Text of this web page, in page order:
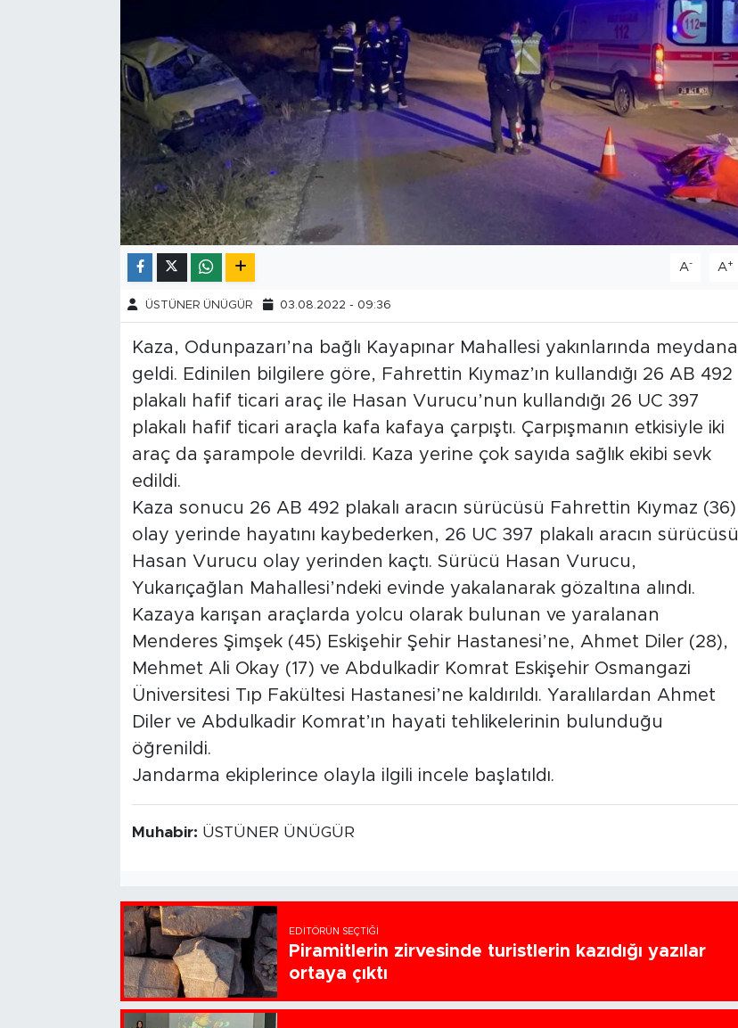
A- A+
ÜSTÜNER ÜNÜGÜR 03.08.2022 - 09:36
Kaza, Odunpazarı’na bağlı Kayapınar Mahallesi yakınlarında meydana
geldi. Edinilen bilgilere göre, Fahrettin Kıymaz’ın kullandığı 26 AB 492
plakalı hafif ticari araç ile Hasan Vurucu’nun kullandığı 26 UC 397
plakalı hafif ticari araçla kafa kafaya çarpıştı. Çarpışmanın etkisiyle iki
araç da şarampole devrildi. Kaza yerine çok sayıda sağlık ekibi sevk
edildi.
Kaza sonucu 26 AB 492 plakalı aracın sürücüsü Fahrettin Kıymaz (36)
olay yerinde hayatını kaybederken, 26 UC 397 plakalı aracın sürücüsü
Hasan Vurucu olay yerinden kaçtı. Sürücü Hasan Vurucu,
Yukarıçağlan Mahallesi’ndeki evinde yakalanarak gözaltına alındı.
Kazaya karışan araçlarda yolcu olarak bulunan ve yaralanan
Menderes Şimşek (45) Eskişehir Şehir Hastanesi’ne, Ahmet Diler (28),
Mehmet Ali Okay (17) ve Abdulkadir Komrat Eskişehir Osmangazi
Üniversitesi Tıp Fakültesi Hastanesi’ne kaldırıldı. Yaralılardan Ahmet
Diler ve Abdulkadir Komrat’ın hayati tehlikelerinin bulunduğu
öğrenildi.
Jandarma ekiplerince olayla ilgili incele başlatıldı.
Muhabir: ÜSTÜNER ÜNÜGÜR
EDITÖRÜN SEÇTIĞI
Piramitlerin zirvesinde turistlerin kazıdığı yazılar
ortaya çıktı
Resmi İlanlar
Foto Şaka
Teknoloji